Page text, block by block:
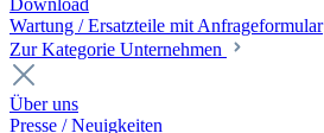
Download
Wartung / Ersatzteile mit Anfrageformular
Zur Kategorie Unternehmen
Über uns
Presse / Neuigkeiten